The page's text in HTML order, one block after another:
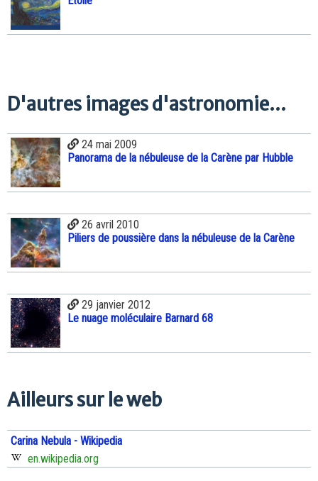
D'autres images d'astronomie...
24 mai 2009
Panorama de la nébuleuse de la Carène par Hubble
26 avril 2010
Piliers de poussière dans la nébuleuse de la Carène
29 janvier 2012
Le nuage moléculaire Barnard 68
Ailleurs sur le web
Carina Nebula - Wikipedia
en.wikipedia.org